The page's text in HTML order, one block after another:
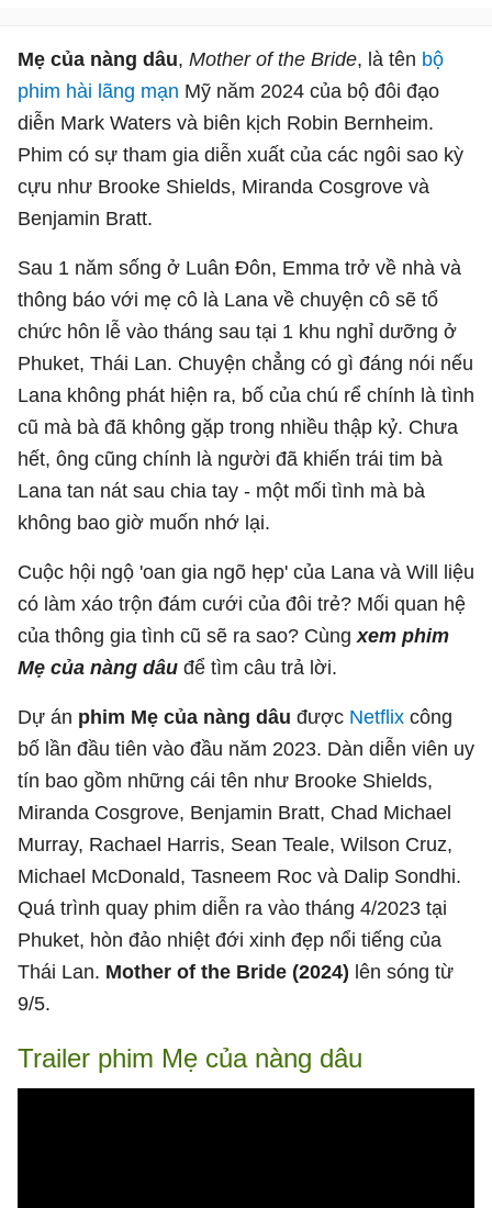
Mẹ của nàng dâu, Mother of the Bride, là tên bộ
phim hài lãng mạn Mỹ năm 2024 của bộ đôi đạo
diễn Mark Waters và biên kịch Robin Bernheim.
Phim có sự tham gia diễn xuất của các ngôi sao kỳ
cựu như Brooke Shields, Miranda Cosgrove và
Benjamin Bratt.
Sau 1 năm sống ở Luân Đôn, Emma trở về nhà và
thông báo với mẹ cô là Lana về chuyện cô sẽ tổ
chức hôn lễ vào tháng sau tại 1 khu nghỉ dưỡng ở
Phuket, Thái Lan. Chuyện chẳng có gì đáng nói nếu
Lana không phát hiện ra, bố của chú rể chính là tình
cũ mà bà đã không gặp trong nhiều thập kỷ. Chưa
hết, ông cũng chính là người đã khiến trái tim bà
Lana tan nát sau chia tay - một mối tình mà bà
không bao giờ muốn nhớ lại.
Cuộc hội ngộ 'oan gia ngõ hẹp' của Lana và Will liệu
có làm xáo trộn đám cưới của đôi trẻ? Mối quan hệ
của thông gia tình cũ sẽ ra sao? Cùngxem phim
Mẹ của nàng dâu để tìm câu trả lời.
Dự án phim Mẹ của nàng dâu được Netflix công
bố lần đầu tiên vào đầu năm 2023. Dàn diễn viên uy
tín bao gồm những cái tên như Brooke Shields,
Miranda Cosgrove, Benjamin Bratt, Chad Michael
Murray, Rachael Harris, Sean Teale, Wilson Cruz,
Michael McDonald, Tasneem Roc và Dalip Sondhi.
Quá trình quay phim diễn ra vào tháng 4/2023 tại
Phuket, hòn đảo nhiệt đới xinh đẹp nổi tiếng của
Thái Lan. Mother of the Bride (2024) lên sóng từ
9/5.
Trailer phim Mẹ của nàng dâu